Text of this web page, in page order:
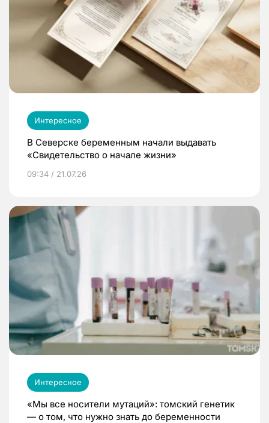
Интересное
В Северске беременным начали выдавать
«Свидетельство о начале жизни»
09:34 / 21.07.26
Интересное
«Мы все носители мутаций»: томский генетик
— о том, что нужно знать до беременности